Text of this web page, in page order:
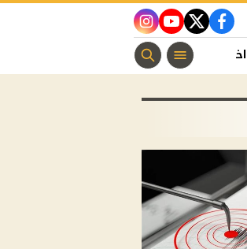
facebook
twitter
youtube
instagram
اخبار الفن منوعات مسيحية